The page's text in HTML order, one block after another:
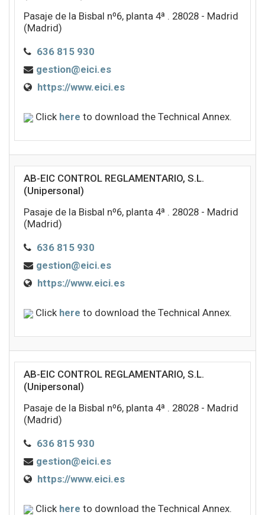
Pasaje de la Bisbal nº6, planta 4ª . 28028 - Madrid
(Madrid)
636 815 930
gestion@eici.es
https://www.eici.es
Click here to download the Technical Annex.
AB-EIC CONTROL REGLAMENTARIO, S.L.
(Unipersonal)
Pasaje de la Bisbal nº6, planta 4ª . 28028 - Madrid
(Madrid)
636 815 930
gestion@eici.es
https://www.eici.es
Click here to download the Technical Annex.
AB-EIC CONTROL REGLAMENTARIO, S.L.
(Unipersonal)
Pasaje de la Bisbal nº6, planta 4ª . 28028 - Madrid
(Madrid)
636 815 930
gestion@eici.es
https://www.eici.es
Click here to download the Technical Annex.